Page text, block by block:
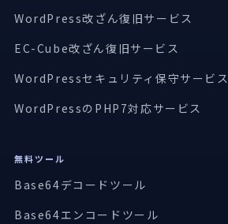
WordPress改ざん復旧サービス
EC-Cube改ざん復旧サービス
WordPressセキュリティ保守サービス
WordPressのPHP7対応サービス
無料ツール
Base64デコードツール
Base64エンコードツール